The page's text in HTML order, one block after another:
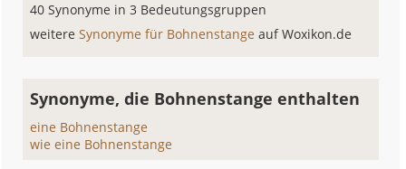
40 Synonyme in 3 Bedeutungsgruppen
weitereSynonyme für Bohnenstangeauf Woxikon.de
Synonyme, die Bohnenstange enthalten
eine Bohnenstange
wie eine Bohnenstange